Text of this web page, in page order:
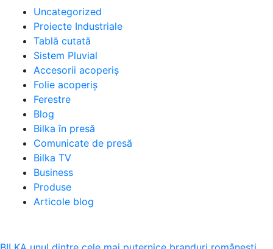
Uncategorized
Proiecte Industriale
Tablă cutată
Sistem Pluvial
Accesorii acoperiș
Folie acoperiș
Ferestre
Blog
Bilka în presă
Comunicate de presă
Bilka TV
Business
Produse
Articole blog